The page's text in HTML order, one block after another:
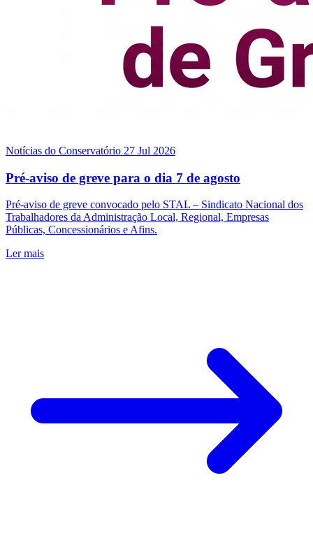
Notícias do Conservatório 27 Jul 2026
Pré-aviso de greve para o dia 7 de agosto
Pré-aviso de greve convocado pelo STAL – Sindicato Nacional dos
Trabalhadores da Administração Local, Regional, Empresas
Públicas, Concessionários e Afins.
Ler mais